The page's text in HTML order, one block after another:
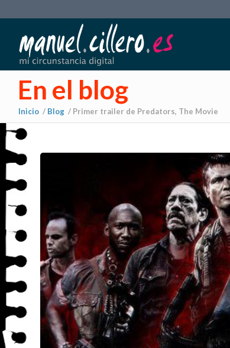
En el blog
Inicio / Blog / Primer trailer de Predators, The Movie